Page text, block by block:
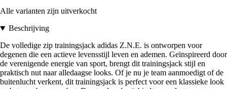
Alle varianten zijn uitverkocht
Beschrijving
De volledige zip trainingsjack adidas Z.N.E. is ontworpen voor
degenen die een actieve levensstijl leven en ademen. Geïnspireerd door
de verenigende energie van sport, brengt dit trainingsjack stijl en
praktisch nut naar alledaagse looks. Of je nu je team aanmoedigt of de
buitenlucht verkent, dit trainingsjack is perfect voor een klassieke look